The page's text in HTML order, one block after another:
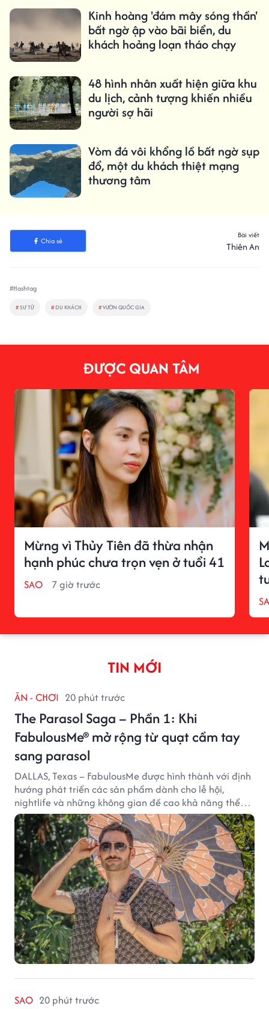
Kinh hoàng 'đám mây sóng thần'
bất ngờ ập vào bãi biển, du
khách hoảng loạn tháo chạy
48 hình nhân xuất hiện giữa khu
du lịch, cảnh tượng khiến nhiều
người sợ hãi
Vòm đá vôi khổng lồ bất ngờ sụp
đổ, một du khách thiệt mạng
thương tâm
Chia sẻ
Bài viết
Thiên An
#Hashtag
#SƯ TỬ # DU KHÁCH #VƯỜN QUỐC GIA
ĐƯỢC QUAN TÂM
Mừng vì Thủy Tiên đã thừa nhận
hạnh phúc chưa trọn vẹn ở tuổi 41
SAO 7 giờ trước
TIN MỚI
ĂN - CHƠI 20 phút trước
The Parasol Saga – Phần 1: Khi
FabulousMe® mở rộng từ quạt cầm tay
sang parasol
DALLAS, Texas – FabulousMe được hình thành với định
hướng phát triển các sản phẩm dành cho lễ hội,
nightlife và những không gian đề cao khả năng thể
hiện bản thân. Trong quá trình xây dựng thương hiệu,
quạt cầm tay trở thành dòng sản phẩm tạo được
thành công ban đầu, giúp FabulousMe từng bước mở
rộng mức độ hiện diện trên thị trường.
SAO 20 phút trước